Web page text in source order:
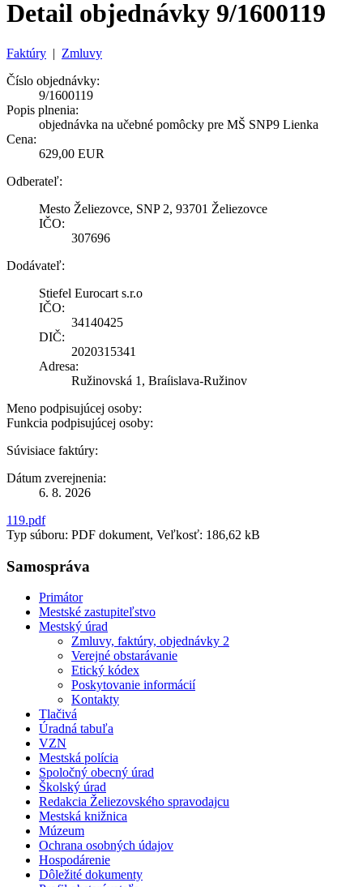
Detail objednávky 9/1600119
Faktúry | Zmluvy
Číslo objednávky:
9/1600119
Popis plnenia:
objednávka na učebné pomôcky pre MŠ SNP9 Lienka
Cena:
629,00 EUR
Odberateľ:
Mesto Želiezovce, SNP 2, 93701 Želiezovce
IČO:
307696
Dodávateľ:
Stiefel Eurocart s.r.o
IČO:
34140425
DIČ:
2020315341
Adresa:
Ružinovská 1, Braíislava-Ružinov
Meno podpisujúcej osoby:
Funkcia podpisujúcej osoby:
Súvisiace faktúry:
Dátum zverejnenia:
6. 8. 2026
119.pdf
Typ súboru: PDF dokument, Veľkosť: 186,62 kB
Samospráva
Primátor
Mestské zastupiteľstvo
Mestský úrad
Zmluvy, faktúry, objednávky 2
Verejné obstarávanie
Etický kódex
Poskytovanie informácií
Kontakty
Tlačivá
Úradná tabuľa
VZN
Mestská polícia
Spoločný obecný úrad
Školský úrad
Redakcia Želiezovského spravodajcu
Mestská knižnica
Múzeum
Ochrana osobných údajov
Hospodárenie
Dôležité dokumenty